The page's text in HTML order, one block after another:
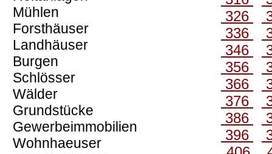
Mühlen
Forsthäuser
Landhäuser
Burgen
Schlösser
Wälder
Grundstücke
Gewerbeimmobilien
Wohnhaeuser
326
336
346
356
366
376
386
396